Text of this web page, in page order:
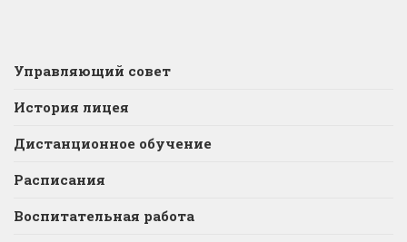
Управляющий совет
История лицея
Дистанционное обучение
Расписания
Воспитательная работа